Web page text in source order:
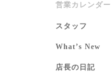
営業カレンダー
スタッフ
What’s New
店長の日記